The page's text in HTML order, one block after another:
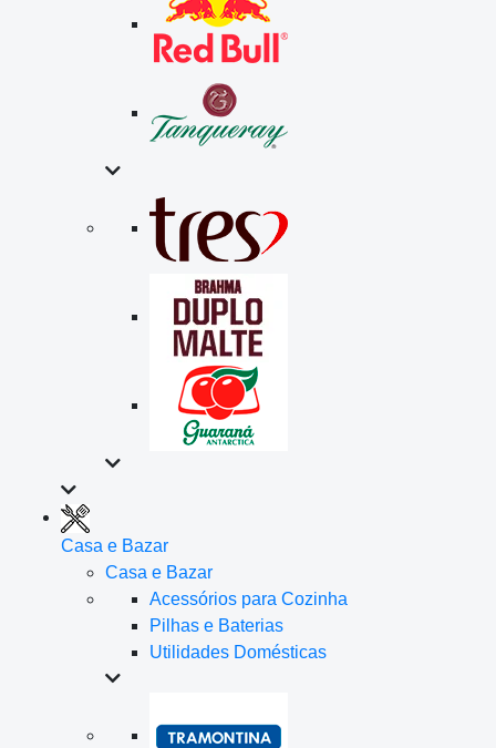
Casa e Bazar
Casa e Bazar
Acessórios para Cozinha
Pilhas e Baterias
Utilidades Domésticas